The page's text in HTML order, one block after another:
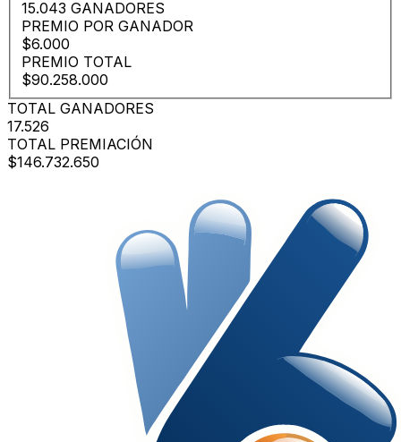
15.043 GANADORES
PREMIO POR GANADOR
$6.000
PREMIO TOTAL
$90.258.000
TOTAL GANADORES
17.526
TOTAL PREMIACIÓN
$146.732.650